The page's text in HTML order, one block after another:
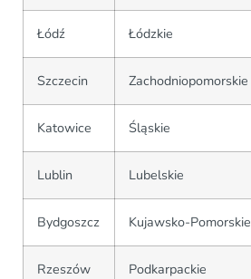
Łódź Łódzkie
Szczecin Zachodniopomorskie
Katowice Śląskie
Lublin Lubelskie
Bydgoszcz Kujawsko-Pomorskie
Rzeszów Podkarpackie